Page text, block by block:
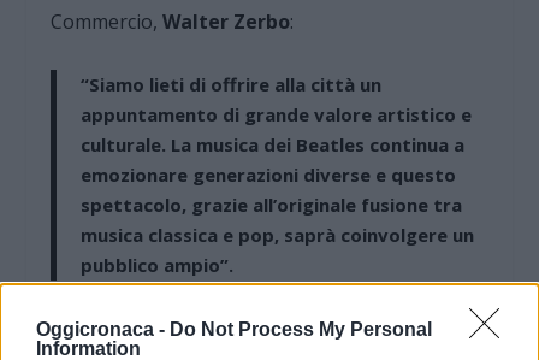
Oggicronaca - Do Not Process My Personal
Information
Commercio,Walter Zerbo:
“Siamo lieti di offrire alla città un
appuntamento di grande valore artistico e
culturale. La musica dei Beatles continua a
emozionare generazioni diverse e questo
spettacolo, grazie all’originale fusione tra
musica classica e pop, saprà coinvolgere un
pubblico ampio”.
L’amministratore lancia infine un appello alla